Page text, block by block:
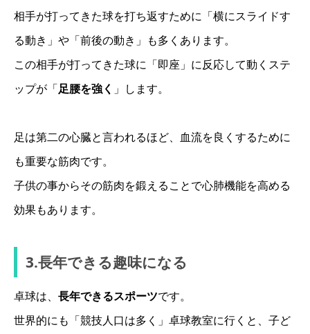
相手が打ってきた球を打ち返すために「横にスライドす
る動き」や「前後の動き」も多くあります。
この相手が打ってきた球に「即座」に反応して動くステ
ップが「足腰を強く 」します。
足は第二の心臓と言われるほど、血流を良くするために
も重要な筋肉です。
子供の事からその筋肉を鍛えることで心肺機能を高める
効果もあります。
3.長年できる趣味になる
卓球は、 長年できるスポーツです。
世界的にも「競技人口は多く」卓球教室に行くと、子ど